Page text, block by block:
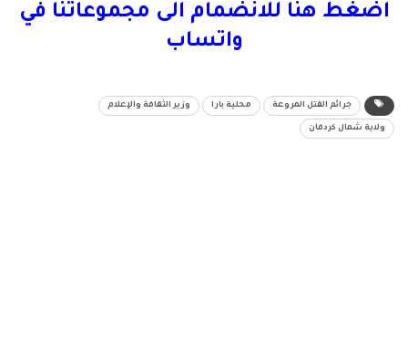
اضغط هنا للانضمام الى مجموعاتنا في
واتساب
جرائم القتل المروعة محلية بارا وزير الثقافة والإعلام
ولاية شمال كردفان